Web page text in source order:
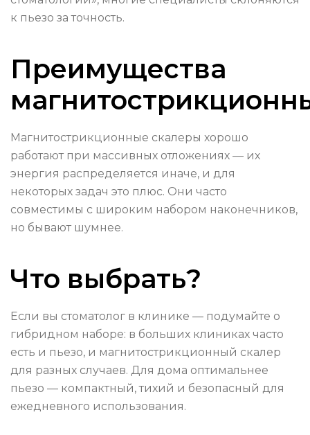
к пьезо за точность.
Преимущества
Магнитострикционные скалеры хорошо
работают при массивных отложениях — их
энергия распределяется иначе, и для
некоторых задач это плюс. Они часто
совместимы с широким набором наконечников,
но бывают шумнее.
Что выбрать?
Если вы стоматолог в клинике — подумайте о
гибридном наборе: в больших клиниках часто
есть и пьезо, и магнитострикционный скалер
для разных случаев. Для дома оптимальнее
пьезо — компактный, тихий и безопасный для
ежедневного использования.